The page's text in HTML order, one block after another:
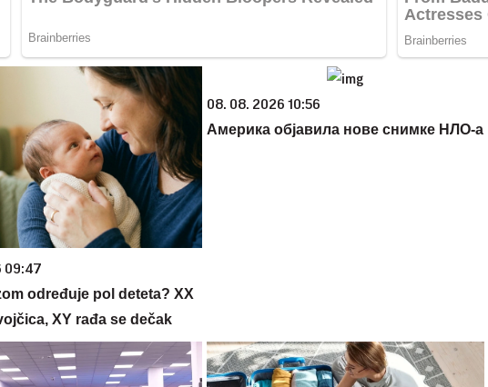
09:47
određuje pol deteta? XX
XY rađa se dečak
08. 08. 2026 10:56
Америка објавила нове снимке НЛО-а